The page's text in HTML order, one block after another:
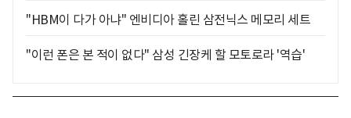
"HBM이 다가 아냐" 엔비디아 홀린 삼전닉스 메모리 세트
"이런 폰은 본 적이 없다" 삼성 긴장케 할 모토로라 '역습'